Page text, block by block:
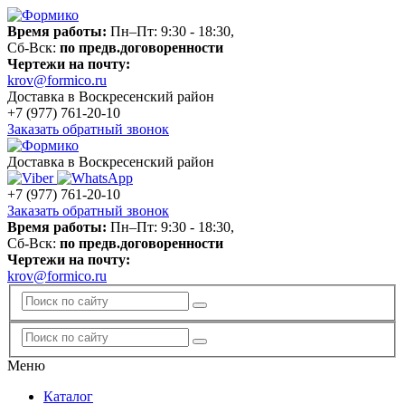
Время работы: Пн–Пт: 9:30 - 18:30,
Сб-Вск: по предв.договоренности
Чертежи на почту:
krov@formico.ru
Доставка в Воскресенский район
+7 (977) 761-20-10
Заказать обратный звонок
Доставка в Воскресенский район
+7 (977) 761-20-10
Заказать обратный звонок
Время работы: Пн–Пт: 9:30 - 18:30,
Сб-Вск: по предв.договоренности
Чертежи на почту:
krov@formico.ru
Меню
Каталог